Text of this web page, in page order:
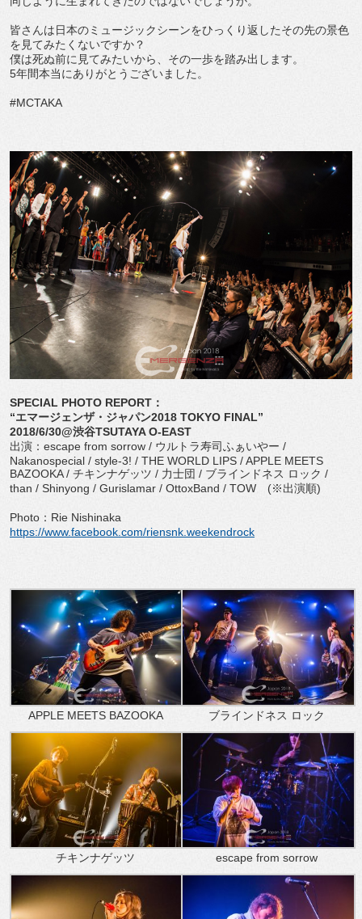
皆さんは日本のミュージックシーンをひっくり返したその先の景色
を見てみたくないですか？
僕は死ぬ前に見てみたいから、その一歩を踏み出します。
5年間本当にありがとうございました。
#MCTAKA
SPECIAL PHOTO REPORT：
“エマージェンザ・ジャパン2018 TOKYO FINAL”
2018/6/30@渋谷TSUTAYA O-EAST
出演：escape from sorrow / ウルトラ寿司ふぁいやー /
Nakanospecial / style-3! / THE WORLD LIPS / APPLE MEETS
BAZOOKA / チキンナゲッツ / 力士団 / ブラインドネス ロック /
than / Shinyong / Gurislamar / OttoxBand / TOW (※出演順)
Photo：Rie Nishinaka
https://www.facebook.com/riensnk.weekendrock
APPLE MEETS BAZOOKA ブラインドネス ロック
チキンナゲッツ escape from sorrow